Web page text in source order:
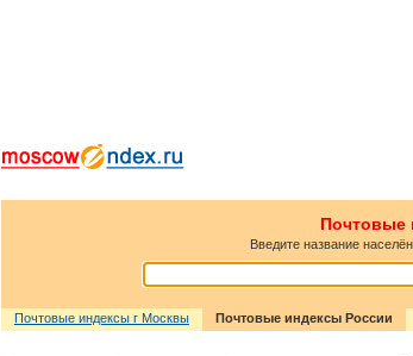
Почтовые
Введите название
Почтовые индексы г Москвы Почтовые индексы России